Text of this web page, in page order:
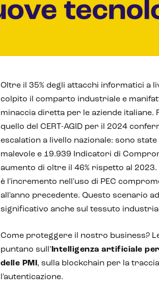
Oltre il 35% degli attacchi informatici a
colpito il comparto industriale e
minaccia diretta per le aziende italiane.
quello del CERT-AGID per il 2024
escalation a livello nazionale: sono
malevole e 19.939 Indicatori di
aumento di oltre il 46% rispetto al
è l'incremento nell'uso di PEC
all'anno precedente. Questo scenario
significativo anche sul tessuto
Come proteggere il nostro business?
puntano sull’Intelligenza artificiale
delle PMI, sulla blockchain per la
l'autenticazione.